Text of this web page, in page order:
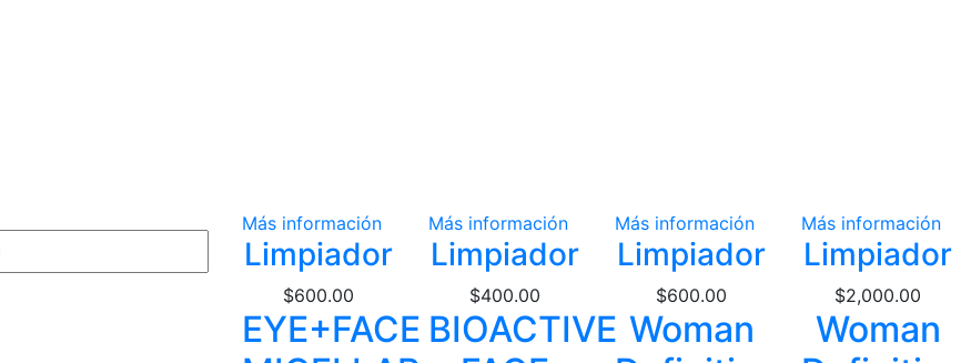
Más información
Limpiador
$600.00
EYE+FACE
Más información
Limpiador
$400.00
BIOACTIVE
Más información
Limpiador
$600.00
Woman
Más información
Limpiador
$2,000.00
Woman